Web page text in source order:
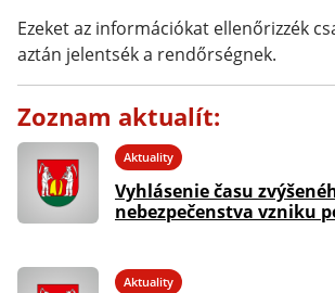
Ezeket az információkat ellenőrizzék
aztán jelentsék a rendőrségnek.
Zoznam aktualít:
Aktuality
Vyhlásenie času
nebezpečenstva vzniku
Aktuality